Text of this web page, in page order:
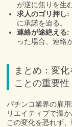
が逆に焦りを生
求人のゴリ押し:
に承諾を迫る。
連絡が途絶える:
った場合、連絡
まとめ：変
ことの重要性
パチンコ業界の雇
リエイティブで温
この変化を恐れず